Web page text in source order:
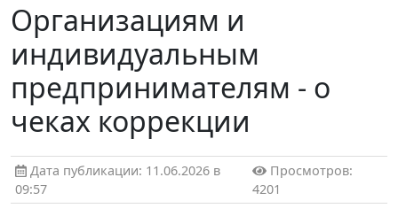
Организациям и
индивидуальным
предпринимателям - о
чеках коррекции
Дата публикации: 11.06.2026 в
09:57
Просмотров:
4201